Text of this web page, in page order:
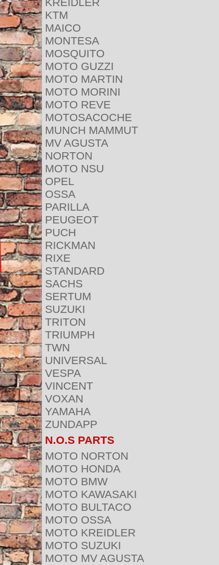
KREIDLER
KTM
MAICO
MONTESA
MOSQUITO
MOTO GUZZI
MOTO MARTIN
MOTO MORINI
MOTO REVE
MOTOSACOCHE
MUNCH MAMMUT
MV AGUSTA
NORTON
MOTO NSU
OPEL
OSSA
PARILLA
PEUGEOT
PUCH
RICKMAN
RIXE
STANDARD
SACHS
SERTUM
SUZUKI
TRITON
TRIUMPH
TWN
UNIVERSAL
VESPA
VINCENT
VOXAN
YAMAHA
ZUNDAPP
N.O.S PARTS
MOTO NORTON
MOTO HONDA
MOTO BMW
MOTO KAWASAKI
MOTO BULTACO
MOTO OSSA
MOTO KREIDLER
MOTO SUZUKI
MOTO MV AGUSTA